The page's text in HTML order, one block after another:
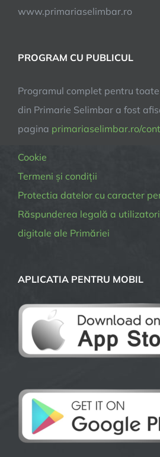
www.primariaselimbar.ro
PROGRAM CU PUBLICUL
Programul complet pentru
din Primarie Selimbar a fost
pagina primariaselimbar.ro/
Cookie
Termeni și condiții
Protectia datelor cu caracter
Răspunderea legală a
digitale ale Primăriei
APLICATIA PENTRU MOBIL